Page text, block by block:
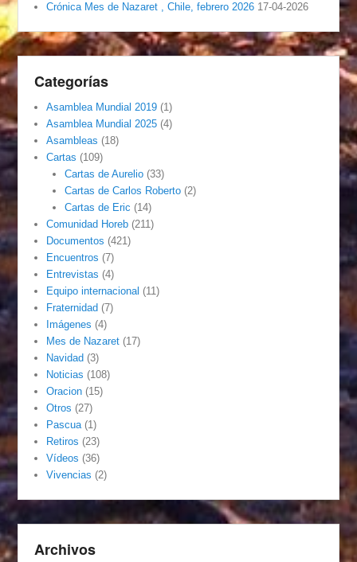
Crónica Mes de Nazaret , Chile, febrero 2026 17-04-2026
Categorías
Asamblea Mundial 2019 (1)
Asamblea Mundial 2025 (4)
Asambleas (18)
Cartas (109)
Cartas de Aurelio(33)
Cartas de Carlos Roberto(2)
Cartas de Eric (14)
Comunidad Horeb (211)
Documentos (421)
Encuentros (7)
Entrevistas (4)
Equipo internacional (11)
Fraternidad (7)
Imágenes (4)
Mes de Nazaret (17)
Navidad (3)
Noticias (108)
Oracion (15)
Otros (27)
Pascua (1)
Retiros (23)
Vídeos (36)
Vivencias (2)
Archivos